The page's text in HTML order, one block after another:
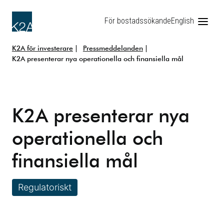
För bostadssökandeEnglish
K2A för investerare
Pressmeddelanden
K2A presenterar nya operationella och finansiella mål
K2A presenterar nya
operationella och
finansiella mål
Regulatoriskt